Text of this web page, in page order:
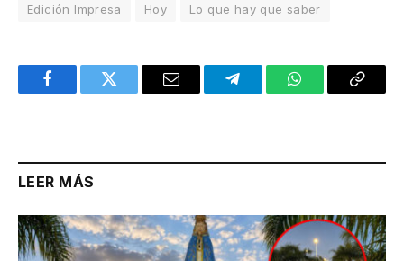
Edición Impresa Hoy Lo que hay que saber
FacebookTwitter Email TelegramWhatsAppCopy
LEER MÁS